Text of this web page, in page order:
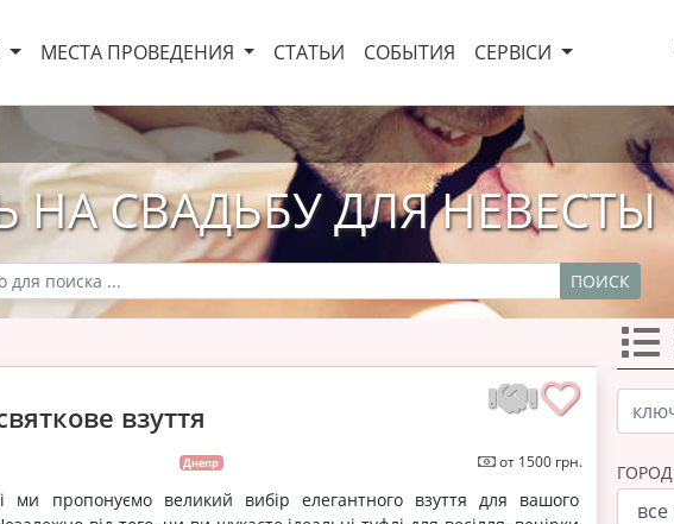
МЕСТА ПРОВЕДЕНИЯ СТАТЬИ СОБЫТИЯ СЕРВІСИ
НА СВАДЬБУ ДЛЯ НЕВЕСТЫ
ПОИСК
ГОРОД
взуття
Днепр от 1500 грн.
ми пропонуємо великий вибір елегантного взуття для вашого